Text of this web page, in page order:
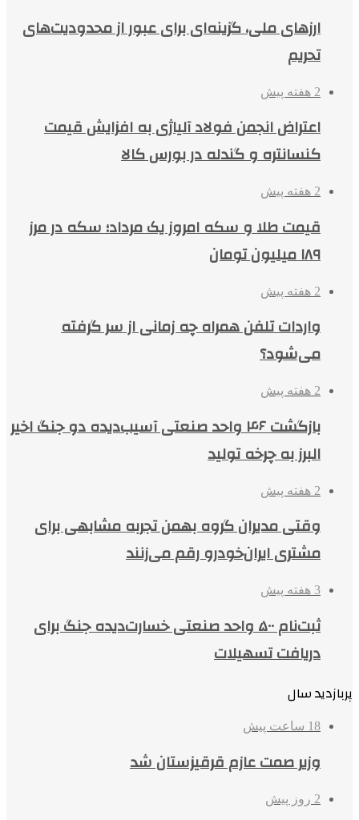
ارزهای ملی، گزینه‌ای برای عبور از محدودیت‌های
تحریم
2 هفته پیش
اعتراض انجمن فولاد آلیاژی به افزایش قیمت
کنسانتره و گندله در بورس کالا
2 هفته پیش
قیمت طلا و سکه امروز یک مرداد؛ سکه در مرز
۱۸۹ میلیون تومان
2 هفته پیش
واردات تلفن همراه چه زمانی از سر گرفته
می‌شود؟
2 هفته پیش
بازگشت ۴۶ واحد صنعتی آسیب‌دیده دو جنگ اخیر
البرز به چرخه تولید
2 هفته پیش
وقتی مدیران گروه بهمن تجربه مشابهی برای
مشتری ایران‌خودرو رقم می‌زنند
3 هفته پیش
ثبت‌نام ۵۰۰ واحد صنعتی خسارت‌دیده جنگ برای
دریافت تسهیلات
پربازدید سال
18 ساعت پیش
وزیر صمت عازم قرقیزستان شد
2 روز پیش